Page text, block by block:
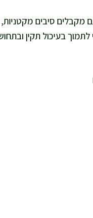
מקבלים סיבים
בעיכול תקין